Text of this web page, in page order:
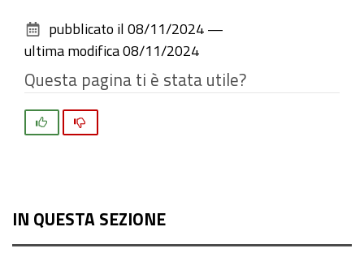
documento
pubblicato il 08/11/2024 —
ultima modifica 08/11/2024
Questa pagina ti è stata utile?
IN QUESTA SEZIONE